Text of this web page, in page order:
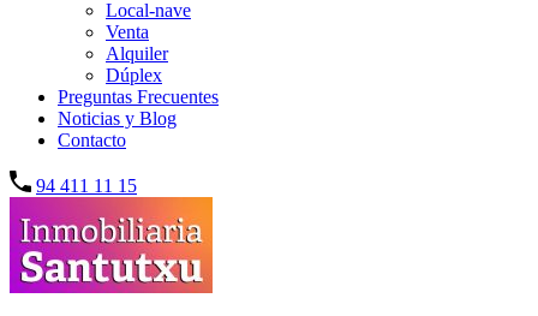
Local-nave
Venta
Alquiler
Dúplex
Preguntas Frecuentes
Noticias y Blog
Contacto
94 411 11 15